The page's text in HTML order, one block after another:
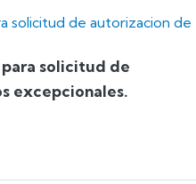
solicitud de autorizacion de
para solicitud de
excepcionales.